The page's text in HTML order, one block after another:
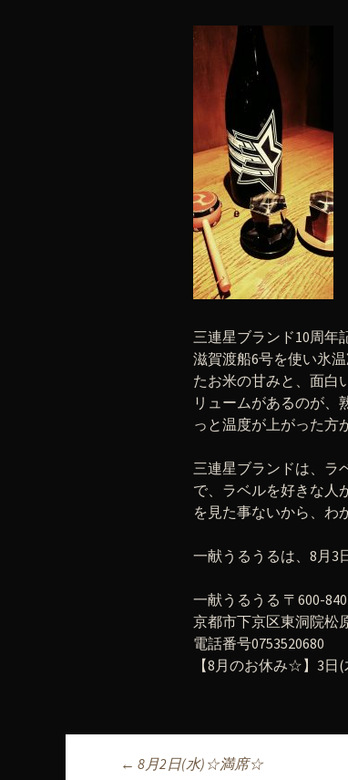
三連星ブランド10周年
滋賀渡船6号を使い氷
たお米の甘みと、面白
リュームがあるのが、
っと温度が上がった方
三連星ブランドは、ラ
で、ラベルを好きな人
を見た事ないから、わ
一献うるうるは、8月3
一献うるうる 〒600-
京都市下京区東洞院松
電話番号0753520680
【8月のお休み☆】3日
← 8月2日(水)☆満席☆